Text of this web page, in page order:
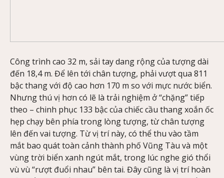
Công trình cao 32 m, sải tay dang rộng của tượng dài
đến 18,4 m. Để lên tới chân tượng, phải vượt qua 811
bậc thang với độ cao hơn 170 m so với mực nước biển.
Nhưng thú vị hơn có lẽ là trải nghiệm ở “chặng” tiếp
theo – chinh phục 133 bậc của chiếc cầu thang xoắn ốc
hẹp chạy bên phía trong lòng tượng, từ chân tượng
lên đến vai tượng. Từ vị trí này, có thể thu vào tầm
mắt bao quát toàn cảnh thành phố Vũng Tàu và một
vùng trời biển xanh ngút mắt, trong lúc nghe gió thổi
vù vù “rượt đuổi nhau” bên tai. Đây cũng là vị trí hoàn